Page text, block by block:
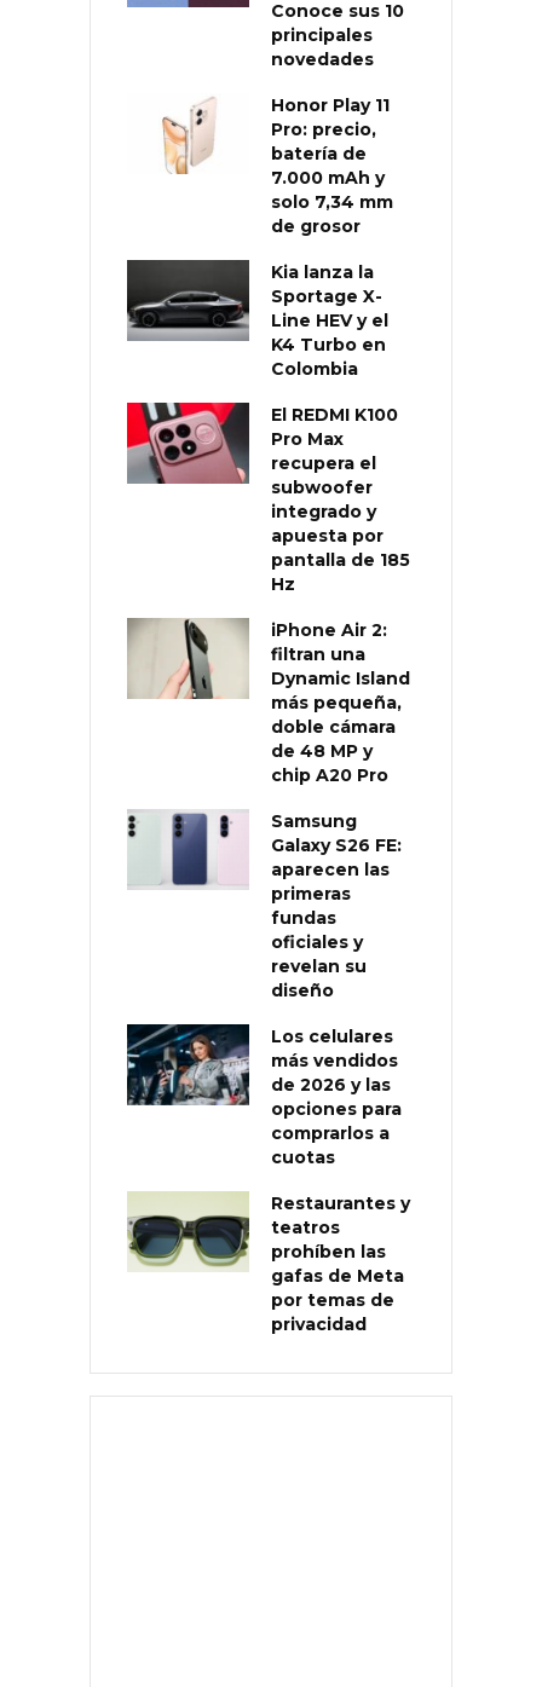
Conoce sus 10
principales
novedades
Honor Play 11
Pro: precio,
batería de
7.000 mAh y
solo 7,34 mm
de grosor
Kia lanza la
Sportage X-
Line HEV y el
K4 Turbo en
Colombia
El REDMI K100
Pro Max
recupera el
subwoofer
integrado y
apuesta por
pantalla de 185
Hz
iPhone Air 2:
filtran una
Dynamic Island
más pequeña,
doble cámara
de 48 MP y
chip A20 Pro
Samsung
Galaxy S26 FE:
aparecen las
primeras
fundas
oficiales y
revelan su
diseño
Los celulares
más vendidos
de 2026 y las
opciones para
comprarlos a
cuotas
Restaurantes y
teatros
prohíben las
gafas de Meta
por temas de
privacidad